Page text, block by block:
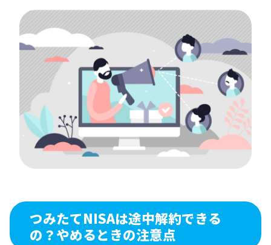
つみたてNISAは途中解約できる
の？やめるときの注意点